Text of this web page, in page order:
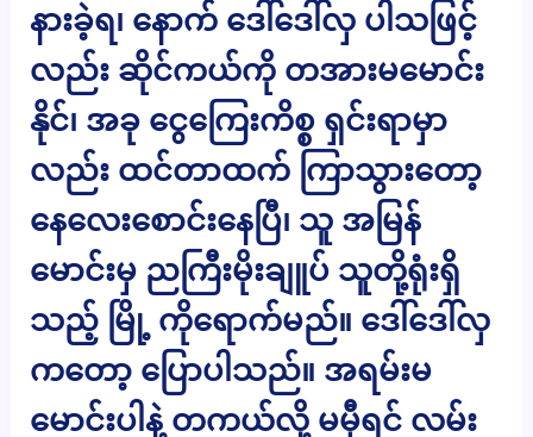
နားခဲ့ရ၊ နောက် ဒေါ်ဒေါ်လှ ပါသဖြင့်
လည်း ဆိုင်ကယ်ကို တအားမမောင်း
နိုင်၊ အခု ငွေကြေးကိစ္စ ရှင်းရာမှာ
လည်း ထင်တာထက် ကြာသွားတော့
နေလေးစောင်းနေပြီ၊ သူ အမြန်
မောင်းမှ ညကြီးမိုးချူပ် သူတို့ရုံးရှိ
သည့် မြို့ ကိုရောက်မည်။ ဒေါ်ဒေါ်လှ
ကတော့ ပြောပါသည်။ အရမ်းမ
မောင်းပါနဲ့ တကယ်လို့ မမှီရင် လမ်း